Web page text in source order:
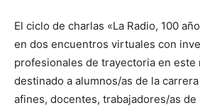
El ciclo de charlas «La Radio, 100
en dos encuentros virtuales con
profesionales de trayectoria en este
destinado a alumnos/as de la
afines, docentes, trabajadores/as